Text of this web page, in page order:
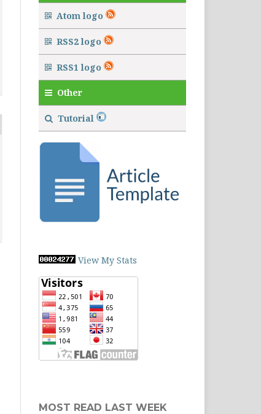
Atom logo
RSS2 logo
RSS1 logo
Other
Tutorial
View My Stats
MOST READ LAST WEEK